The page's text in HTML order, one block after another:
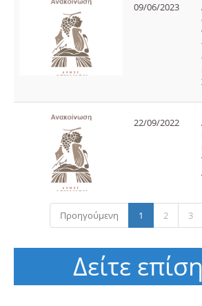
09/06/2023
22/09/2022
Προηγούμενη 1 2 3
Δείτε